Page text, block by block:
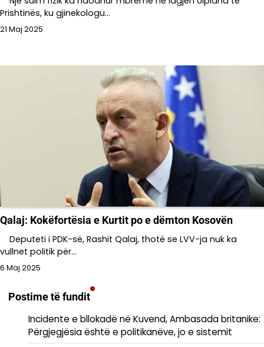
Prishtinës, ku gjinekologu…
21 Maj 2025
Qalaj: Kokëfortësia e Kurtit po e dëmton Kosovën
Deputeti i PDK-së, Rashit Qalaj, thotë se LVV-ja nuk ka
vullnet politik për…
6 Maj 2025
Postime të fundit
Incidente e bllokadë në Kuvend, Ambasada britanike:
Përgjegjësia është e politikanëve, jo e sistemit